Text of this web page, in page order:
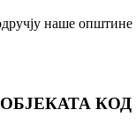
наше општине